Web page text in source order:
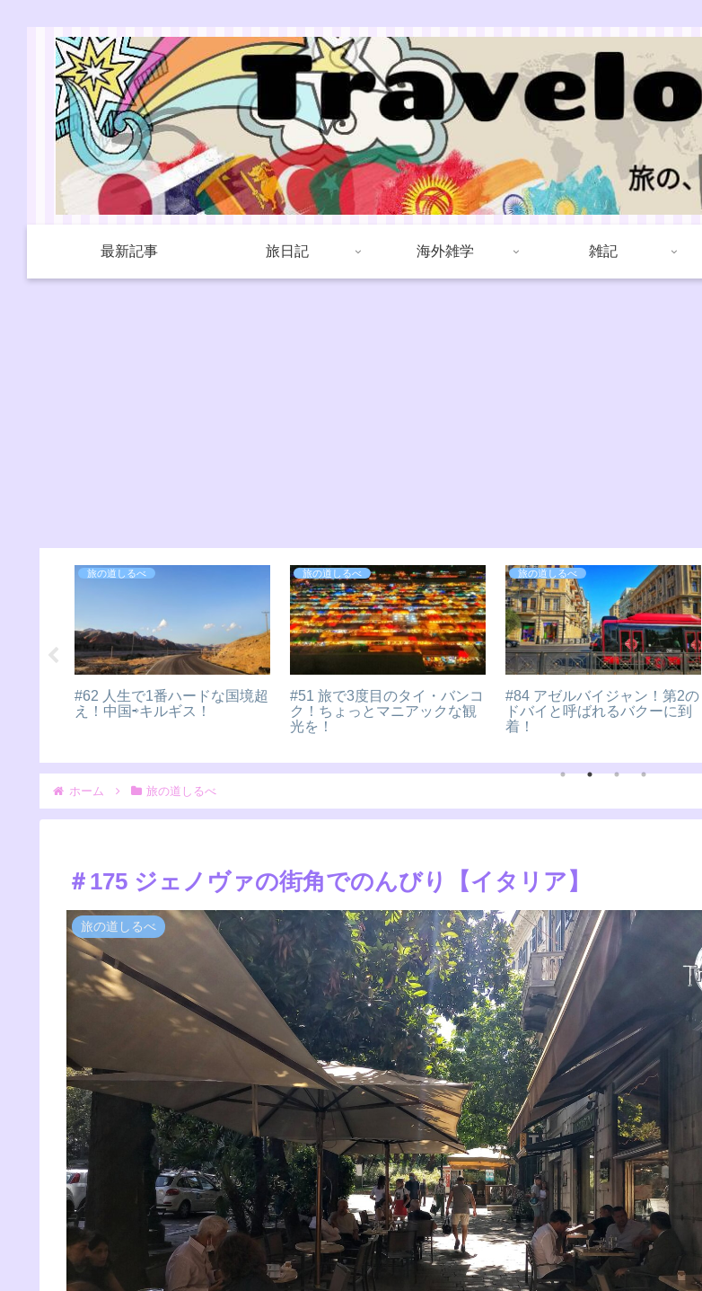
最新記事 旅日記 海外雑学 雑記
旅の道しるべ
トへ！夜行列車でGO！！
旅の道しるべ
#142 キーウ観光（2019）！
パステルカラーの教会が美し
い！
旅の道しるべ
＃186 名画”最後の晩餐”を見に
ミラノへ！【イタリア】
ホーム 旅の道しるべ
＃175 ジェノヴァの街角でのんびり【イタリア】
旅の道しるべ